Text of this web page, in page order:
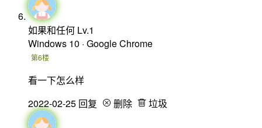
如果和任何 Lv.1
Windows 10 · Google Chrome
第6楼
看一下怎么样
2022-02-25 回复 删除 垃圾